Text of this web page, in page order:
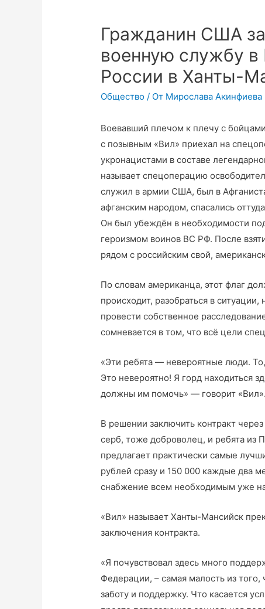
Гражданин США
военную службу в
России в Ханты-
Общество / От Мирослава Акинфиева
Воевавший плечом к плечу с
с позывным «Вил» приехал на
укронацистами в составе
называет спецоперацию
служил в армии США, был в
афганским народом, спасались
Он был убеждён в необходимости
героизмом воинов ВС РФ. После
рядом с российским свой,
По словам американца, этот флаг
происходит, разобраться в
провести собственное
сомневается в том, что всё цели
«Эти ребята — невероятные люди.
Это невероятно! Я горд находиться
должны им помочь» — говорит «Вил».
В решении заключить контракт
серб, тоже доброволец, и ребята из
предлагает практически самые
рублей сразу и 150 000 каждые два
снабжение всем необходимым уже
«Вил» называет Ханты-Мансийск
заключения контракта.
«Я почувствовал здесь много
Федерации, – самая малость из того,
заботу и поддержку. Что касается